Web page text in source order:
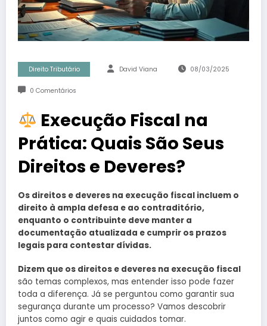
Direito Tributário David Viana 08/03/2025
0 Comentários
Execução Fiscal na
Prática: Quais São Seus
Direitos e Deveres?
Os direitos e deveres na execução fiscal incluem o
direito à ampla defesa e ao contraditório,
enquanto o contribuinte deve manter a
documentação atualizada e cumprir os prazos
legais para contestar dívidas.
Dizem que os direitos e deveres na execução fiscal
são temas complexos, mas entender isso pode fazer
toda a diferença. Já se perguntou como garantir sua
segurança durante um processo? Vamos descobrir
juntos como agir e quais cuidados tomar.